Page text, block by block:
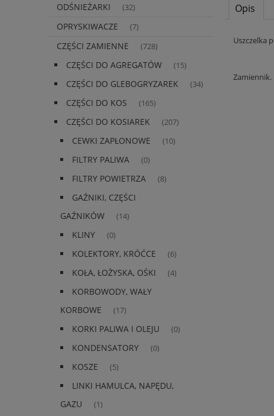
ODŚNIEŻARKI (32)
OPRYSKIWACZE (7)
CZĘŚCI ZAMIENNE (728)
CZĘŚCI DO AGREGATÓW (15)
CZĘŚCI DO GLEBOGRYZAREK (34)
CZĘŚCI DO KOS (165)
CZĘŚCI DO KOSIAREK (207)
CEWKI ZAPŁONOWE (10)
FILTRY PALIWA (0)
FILTRY POWIETRZA (8)
GAŹNIKI, CZĘŚCI
GAŹNIKÓW
(14)
KLINY (0)
KOLEKTORY, KRÓĆCE (6)
KOŁA, ŁOŻYSKA, OŚKI (4)
KORBOWODY, WAŁY
KORBOWE
(17)
KORKI PALIWA I OLEJU (0)
KONDENSATORY (0)
KOSZE (5)
LINKI HAMULCA, NAPĘDU,
GAZU
(1)
Opis
Uszczelka
Zamiennik.